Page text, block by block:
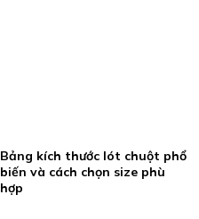
Bảng kích thước lót chuột phổ
biến và cách chọn size phù
hợp